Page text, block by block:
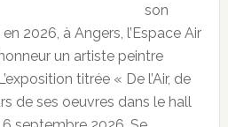
son
2026, à Angers, l’Espace Air
un artiste peintre
titrée « De l’Air, de
de ses oeuvres dans le hall